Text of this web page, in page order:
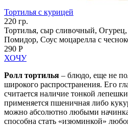
Тортилья с курицей
220 гр.
Тортилья, сыр сливочный, Огурец,
Помидор, Соус моцарелла с
290 Р
ХОЧУ
Ролл тортилья – блюдо, еще не
широкого распространения. Его
считается наличие тонкой
применяется пшеничная либо
можно абсолютно любыми
способна стать «изюминкой»